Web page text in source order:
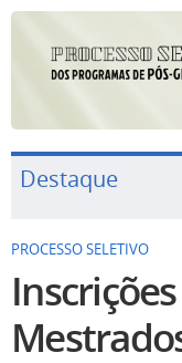
Destaque
PROCESSO SELETIVO